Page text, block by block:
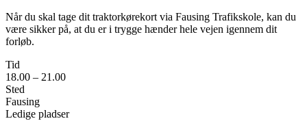
Når du skal tage dit traktorkørekort via Fausing Trafikskole, kan du
være sikker på, at du er i trygge hænder hele vejen igennem dit
forløb.
Tid
18.00 – 21.00
Sted
Fausing
Ledige pladser